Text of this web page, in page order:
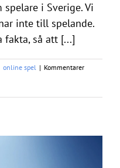
i Sverige. Vi
inte till spelande.
fakta, så att [...]
online spel | Kommentarer